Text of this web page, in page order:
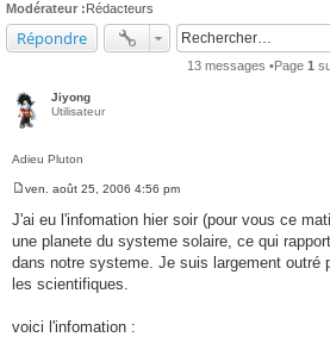
Modérateur :Rédacteurs
Répondre
13 messages •Page 1
Jiyong
Utilisateur
Adieu Pluton
e
s
s
g
e
ven. août 25, 2006 4:56 pm
J'ai eu l'infomation hier soir (pour vous ce
une planete du systeme solaire, ce qui
dans notre systeme. Je suis largement outré
les scientifiques.
voici l'infomation :